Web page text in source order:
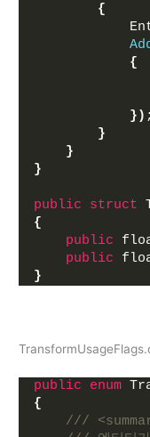
{
{
}) ;
}
}
}
public struct
{
public
public
}
public enum
{
///